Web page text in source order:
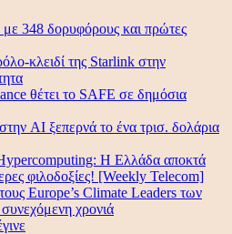
348 δορυφόρους και πρώτες
κλειδί της Starlink στην
θέτει το SAFE σε δημόσια
AI ξεπερνά το ένα τρισ. δολάρια
Η Ελλάδα αποκτά
φιλοδοξίες! [Weekly Telecom]
Europe’s Climate Leaders των
χρονιά